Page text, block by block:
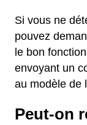
Si vous ne
pouvez
le bon
envoyant un
au modèle de
Peut-on